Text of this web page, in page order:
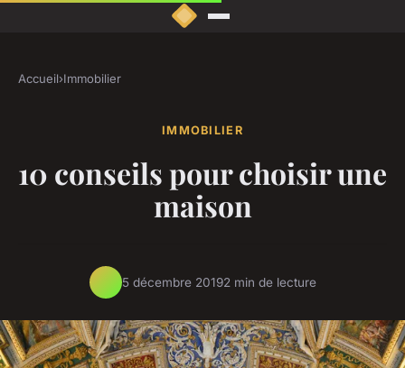
Accueil›Immobilier
IMMOBILIER
10 conseils pour choisir une
maison
5 décembre 20192 min de lecture